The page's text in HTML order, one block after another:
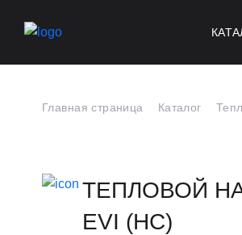
Главная страница Каталог
ТЕПЛОВОЙ
EVI (HC)